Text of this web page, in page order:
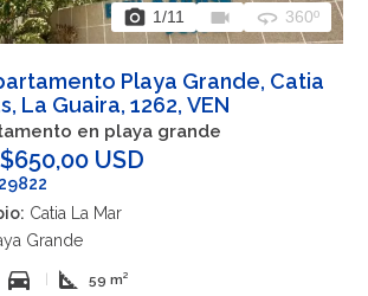
photo_camera 1/11 videocam 360 360º
Playa Grande, Catia
La Guaira, 1262, VEN
en playa grande
USD
Catia La Mar
Grande
directions_car square_foot 59 m²